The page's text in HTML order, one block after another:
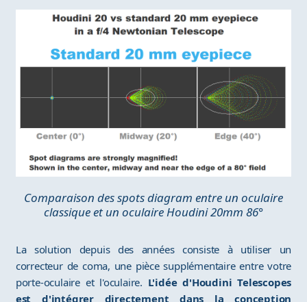
Comparaison des spots diagram entre un oculaire
classique et un oculaire Houdini 20mm 86°
La solution depuis des années consiste à utiliser un
correcteur de coma, une pièce supplémentaire entre votre
porte-oculaire et l'oculaire. L'idée d'Houdini Telescopes
est d'intégrer directement dans la conception